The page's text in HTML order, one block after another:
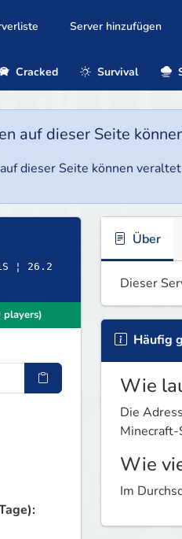
Server hinzufügen
Cracked Survival
auf dieser Seite
dieser Seite können
¦ 26.2
players)
Über
Dieser
Häufig
Wie
Die
Wie
Im